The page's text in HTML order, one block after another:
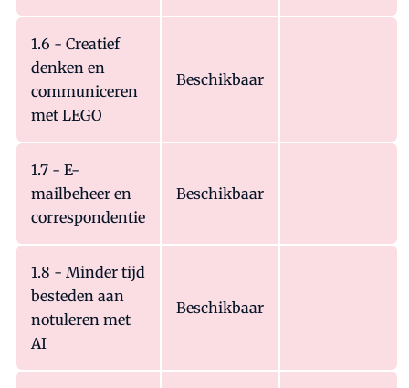
1.6 - Creatief
denken en
communiceren
met LEGO
Beschikbaar
1.7 - E-
mailbeheer en
correspondentie
Beschikbaar
1.8 - Minder tijd
besteden aan
notuleren met
AI
Beschikbaar